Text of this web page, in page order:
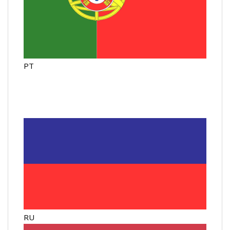
PT
RU